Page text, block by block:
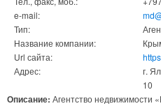
e-mail:
Тип:
Название компании:
Url сайта:
Адрес:
г.
10
Описание: Агентство недвижимости